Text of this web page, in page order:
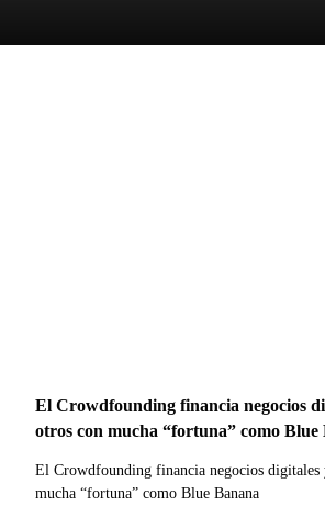
El Crowdfounding financia negocios
otros con mucha “fortuna” como Blue
El Crowdfounding financia negocios digitales
mucha “fortuna” como Blue Banana